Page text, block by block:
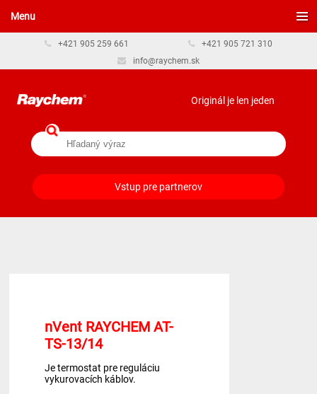
+421 905 259 661
+421 905 721 310
info@raychem.sk
Originál je len jeden
Vstup pre partnerov
Menu
nVent RAYCHEM AT-
TS-13/14
Je termostat pre reguláciu
vykurovacích káblov.